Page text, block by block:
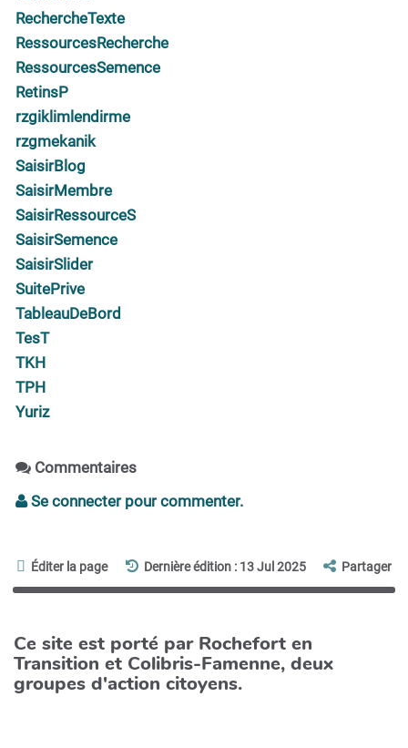
RechercheTexte
RessourcesRecherche
RessourcesSemence
RetinsP
rzgiklimlendirme
rzgmekanik
SaisirBlog
SaisirMembre
SaisirRessourceS
SaisirSemence
SaisirSlider
SuitePrive
TableauDeBord
TesT
TKH
TPH
Yuriz
Commentaires
Se connecter pour commenter.
Éditer la page Dernière édition : 13 Jul 2025 Partager
Ce site est porté par Rochefort en
Transition et Colibris-Famenne, deux
groupes d'action citoyens.